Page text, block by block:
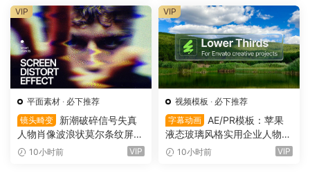
平面素材 · 必下推荐
镜头畸变
新潮破碎信号失真
人物肖像波浪状莫尔条纹屏幕
畸变专辑封面音乐海报传单P
10小时前 VIP
VIP
视频模板 · 必下推荐
字幕动画
AE/PR模板：苹果
液态玻璃风格实用企业人物宣
传下横栏字幕条文字标题动画
10小时前 VIP
VIP